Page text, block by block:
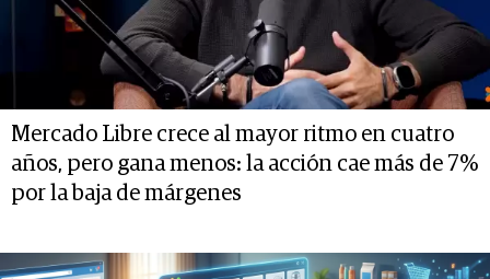
Mercado Libre crece al mayor ritmo en cuatro
años, pero gana menos: la acción cae más de 7%
por la baja de márgenes